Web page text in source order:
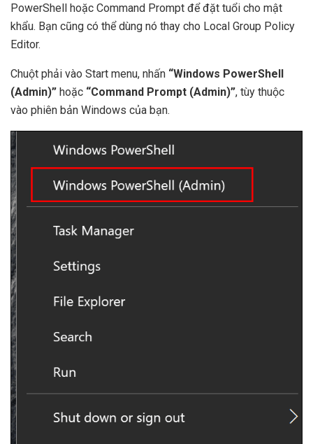
PowerShell hoặc Command Prompt để đặt tuổi cho mật
khẩu. Bạn cũng có thể dùng nó thay cho Local Group Policy
Editor.
Chuột phải vào Start menu, nhấn “Windows PowerShell
(Admin)” hoặc “Command Prompt (Admin)”, tùy thuộc
vào phiên bản Windows của bạn.